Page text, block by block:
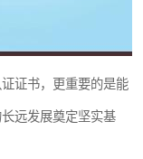
证书，更重要的是能
远发展奠定坚实基